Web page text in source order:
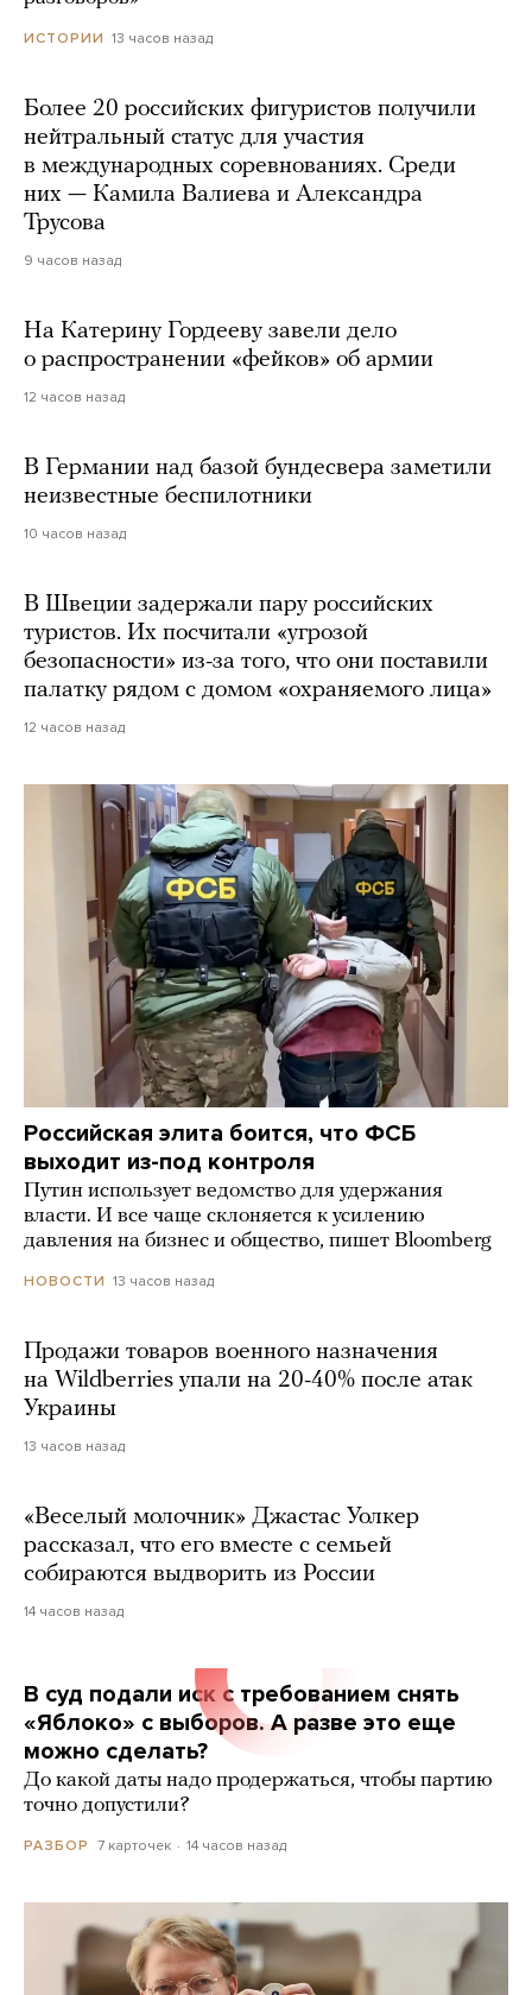
ИСТОРИИ 13 часов назад
Более 20 российских фигуристов получили
нейтральный статус для участия
в международных соревнованиях. Среди
них — Камила Валиева и Александра
Трусова
9 часов назад
На Катерину Гордееву завели дело
о распространении «фейков» об армии
12 часов назад
В Германии над базой бундесвера заметили
неизвестные беспилотники
10 часов назад
В Швеции задержали пару российских
туристов. Их посчитали «угрозой
безопасности» из-за того, что они поставили
палатку рядом с домом «охраняемого лица»
12 часов назад
Российская элита боится, что ФСБ
выходит из-под контроля
Путин использует ведомство для удержания
власти. И все чаще склоняется к усилению
давления на бизнес и общество, пишет Bloomberg
НОВОСТИ 13 часов назад
Продажи товаров военного назначения
на Wildberries упали на 20-40% после атак
Украины
13 часов назад
«Веселый молочник» Джастас Уолкер
рассказал, что его вместе с семьей
собираются выдворить из России
14 часов назад
В суд подали иск с требованием снять
«Яблоко» с выборов. А разве это еще
можно сделать?
До какой даты надо продержаться, чтобы партию
точно допустили?
РАЗБОР 7 карточек 14 часов назад